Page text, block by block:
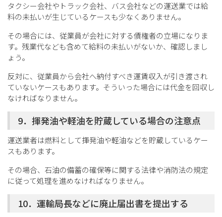
タクシー会社やトラック会社、バス会社などの運送業では給
料の未払いが生じているケースも少なくありません。
その場合には、従業員が会社に対する債権者の立場になりま
す。残業代なども含めて給料の未払いがないか、確認しまし
ょう。
反対に、従業員から会社へ納付すべき運賃収入が引き渡され
ていないケースもあります。そういった場合には代金を回収し
なければなりません。
9．揮発油や軽油を貯蔵している場合の注意点
運送業者は燃料として揮発油や軽油などを貯蔵しているケー
スもあります。
その場合、石油の備蓄の確保等に関する法律や消防法の規定
に従って処理を進めなければなりません。
10．運輸局長などに廃止届出書を提出する